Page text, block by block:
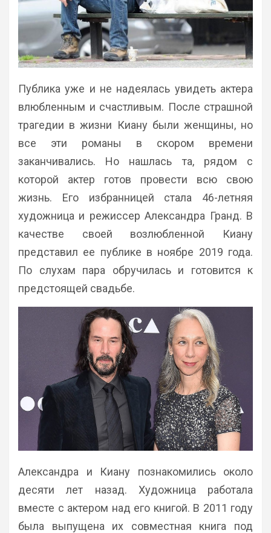
Публика уже и не надеялась увидеть актера
влюбленным и счастливым. После страшной
трагедии в жизни Киану были женщины, но
все эти романы в скором времени
заканчивались. Но нашлась та, рядом с
которой актер готов провести всю свою
жизнь. Его избранницей стала 46-летняя
художница и режиссер Александра Гранд. В
качестве своей возлюбленной Киану
представил ее публике в ноябре 2019 года.
По слухам пара обручилась и готовится к
предстоящей свадьбе.
Александра и Киану познакомились около
десяти лет назад. Художница работала
вместе с актером над его книгой. В 2011 году
была выпущена их совместная книга под